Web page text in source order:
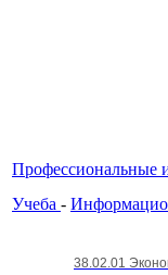
Профессиональные
Учеба -
38.02.01